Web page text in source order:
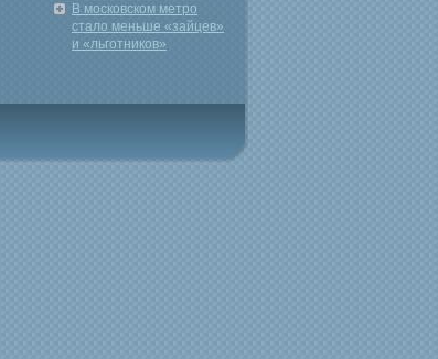
В московском метро
стало меньше «зайцев»
и «льготников»